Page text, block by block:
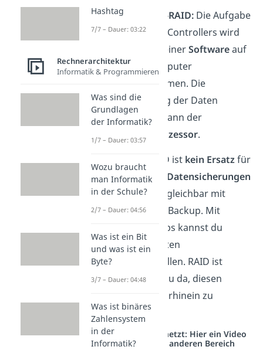
Software-RAID: Die Aufgabe
des RAID-Controllers wird
hier von einerSoftwareauf
dem Computer
übernommen. Die
Verteilung der Daten
erledigt dann der
Hauptprozessor.
RAID ist kein Ersatzfür
regelmäßige Datensicherungen
und nicht vergleichbar mit
einem Daten-Backup. Mit
Daten-Backups kannst du
verlorene Daten
wiederherstellen. RAID ist
hingegen dazu da, diesen
im Vorhinein zu
vermeiden
Studyflix vernetzt: Hier ein Video
aus einem anderen Bereich
Hashtag
7/7 – Dauer: 03:22
Rechnerarchitektur
Informatik & Programmieren
Was sind die
Grundlagen
der Informatik?
1/7 – Dauer: 03:57
Wozu braucht
man Informatik
in der Schule?
2/7 – Dauer: 04:56
Was ist ein Bit
und was ist ein
Byte?
3/7 – Dauer: 04:48
Was ist binäres
Zahlensystem
in der
Informatik?